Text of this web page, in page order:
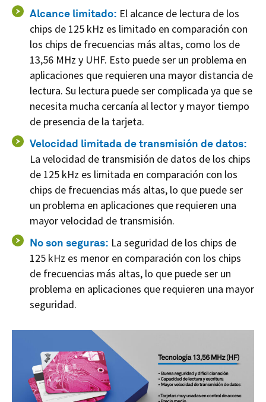
Alcance limitado: El alcance de lectura de los
chips de 125 kHz es limitado en comparación con
los chips de frecuencias más altas, como los de
13,56 MHz y UHF. Esto puede ser un problema en
aplicaciones que requieren una mayor distancia de
lectura. Su lectura puede ser complicada ya que se
necesita mucha cercanía al lector y mayor tiempo
de presencia de la tarjeta.
Velocidad limitada de transmisión de datos:
La velocidad de transmisión de datos de los chips
de 125 kHz es limitada en comparación con los
chips de frecuencias más altas, lo que puede ser
un problema en aplicaciones que requieren una
mayor velocidad de transmisión.
No son seguras: La seguridad de los chips de
125 kHz es menor en comparación con los chips
de frecuencias más altas, lo que puede ser un
problema en aplicaciones que requieren una mayor
seguridad.